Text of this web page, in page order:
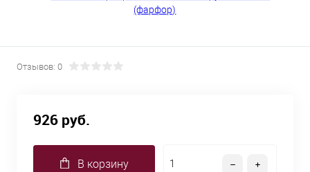
Отзывов: 0
926 руб.
В корзину